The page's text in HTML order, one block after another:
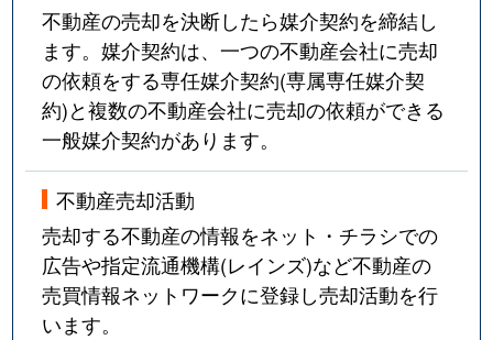
不動産の売却を決断したら媒介契約を締結し
ます。媒介契約は、一つの不動産会社に売却
の依頼をする専任媒介契約(専属専任媒介契
約)と複数の不動産会社に売却の依頼ができる
一般媒介契約があります。
不動産売却活動
売却する不動産の情報をネット・チラシでの
広告や指定流通機構(レインズ)など不動産の
売買情報ネットワークに登録し売却活動を行
います。